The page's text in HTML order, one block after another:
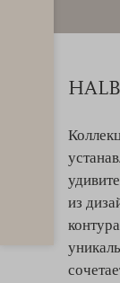
из